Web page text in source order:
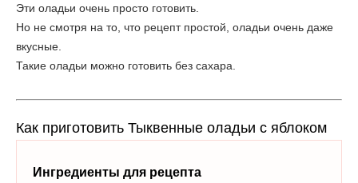
Эти оладьи очень просто готовить.
Но не смотря на то, что рецепт простой, оладьи очень даже
вкусные.
Такие оладьи можно готовить без сахара.
Как приготовить Тыквенные оладьи с яблоком
Ингредиенты для рецепта